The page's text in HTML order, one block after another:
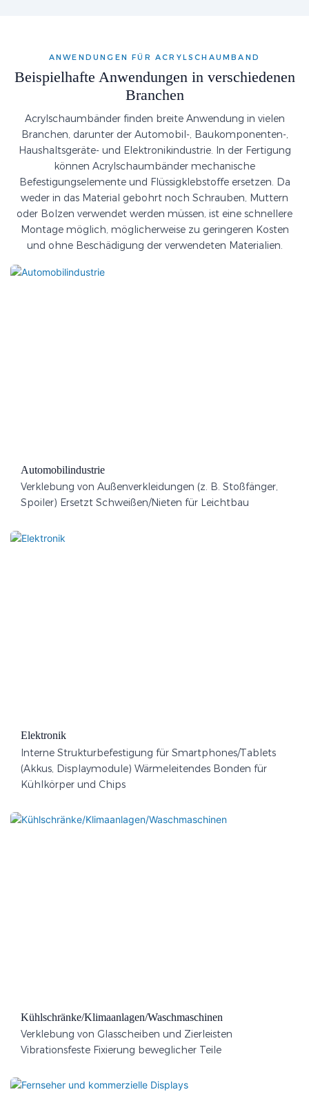
ANWENDUNGEN FÜR ACRYLSCHAUMBAND
Beispielhafte Anwendungen in verschiedenen
Branchen
Acrylschaumbänder finden breite Anwendung in vielen
Branchen, darunter der Automobil-, Baukomponenten-,
Haushaltsgeräte- und Elektronikindustrie. In der Fertigung
können Acrylschaumbänder mechanische
Befestigungselemente und Flüssigklebstoffe ersetzen. Da
weder in das Material gebohrt noch Schrauben, Muttern
oder Bolzen verwendet werden müssen, ist eine schnellere
Montage möglich, möglicherweise zu geringeren Kosten
und ohne Beschädigung der verwendeten Materialien.
Automobilindustrie
Verklebung von Außenverkleidungen (z. B. Stoßfänger,
Spoiler) Ersetzt Schweißen/Nieten für Leichtbau
Elektronik
Interne Strukturbefestigung für Smartphones/Tablets
(Akkus, Displaymodule) Wärmeleitendes Bonden für
Kühlkörper und Chips
Kühlschränke/Klimaanlagen/Waschmaschinen
Verklebung von Glasscheiben und Zierleisten
Vibrationsfeste Fixierung beweglicher Teile